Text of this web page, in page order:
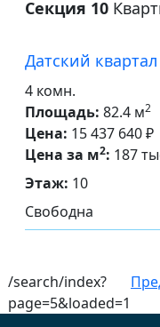
Секция 10
Датский квартал
4 комн.
Площадь: 82.4 м2
Цена: 15 437 640 ₽
Цена за м2: 187
Этаж: 10
Свободна
/search/index?
page=5&loaded=1